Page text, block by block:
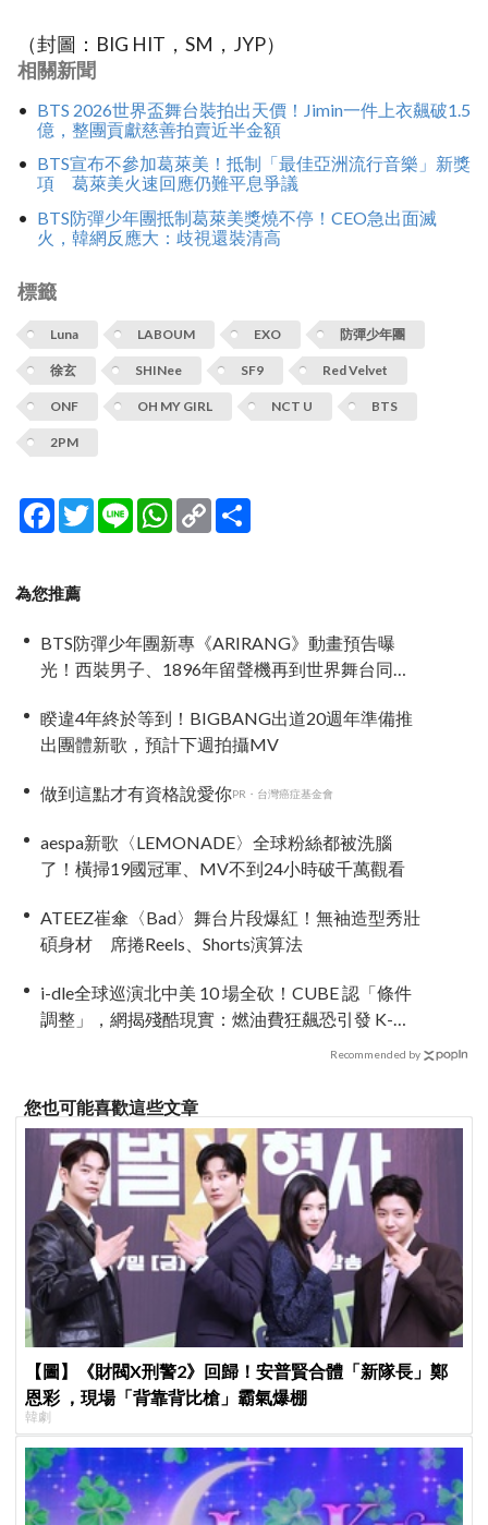
（封圖：BIG HIT，SM，JYP）
相關新聞
BTS 2026世界盃舞台裝拍出天價！Jimin一件上衣飆破1.5
億，整團貢獻慈善拍賣近半金額
BTS宣布不參加葛萊美！抵制「最佳亞洲流行音樂」新獎
項 葛萊美火速回應仍難平息爭議
BTS防彈少年團抵制葛萊美獎燒不停！CEO急出面滅
火，韓網反應大：歧視還裝清高
標籤
Luna LABOUM EXO 防彈少年團
徐玄 SHINee SF9 Red Velvet
ONF OH MY GIRL NCT U BTS
2PM
Facebook
TwitterLine WhatsApp
Copy
Link
為您推薦
BTS防彈少年團新專《ARIRANG》動畫預告曝
光！西裝男子、1896年留聲機再到世界舞台同步
睽違4年終於等到！BIGBANG出道20週年準備推
出團體新歌，預計下週拍攝MV
做到這點才有資格說愛你PR・台灣癌症基金會
aespa新歌〈LEMONADE〉全球粉絲都被洗腦
了！橫掃19國冠軍、MV不到24小時破千萬觀看
ATEEZ崔傘〈Bad〉舞台片段爆紅！無袖造型秀壯
碩身材 席捲Reels、Shorts演算法
i-dle全球巡演北中美 10 場全砍！CUBE 認「條件
調整」，網揭殘酷現實：燃油費狂飆恐引發 K-
Recommended by
您也可能喜歡這些文章
【圖】《財閥X刑警2》回歸！安普賢合體「新隊長」鄭
恩彩 ，現場「背靠背比槍」霸氣爆棚
韓劇